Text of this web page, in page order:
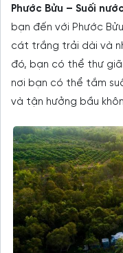
Phước Bửu – Suối
bạn đến với Phước
cát trắng trải dài và
đó, bạn có thể thư
nơi bạn có thể tắm
và tận hưởng bầu